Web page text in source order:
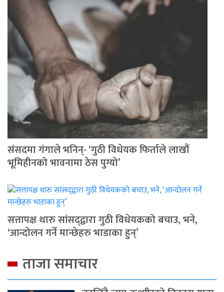
संसदमा गंगाले भनिन्- ‘गुठी विधेयक फिर्ताले लाखौं
भूमिहीनको भावनामा ठेस पुग्यो’
सत्तापक्ष थारु सांसद्‍द्वारा गुठी विधेयकको बचाउ, भने,
‘आन्दोलन गर्ने मान्छेहरु भाडाका हुन्’
ताजा समाचार